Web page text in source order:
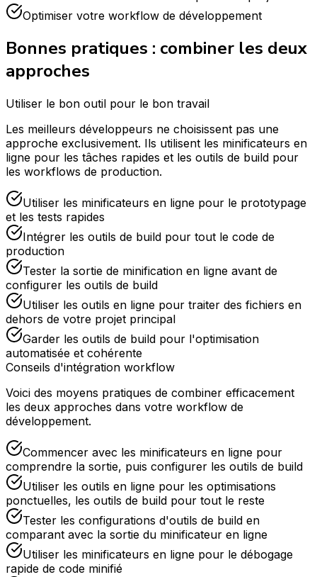
Optimiser votre workflow de développement
Bonnes pratiques : combiner les deux
approches
Utiliser le bon outil pour le bon travail
Les meilleurs développeurs ne choisissent pas une
approche exclusivement. Ils utilisent les minificateurs en
ligne pour les tâches rapides et les outils de build pour
les workflows de production.
Utiliser les minificateurs en ligne pour le prototypage
et les tests rapides
Intégrer les outils de build pour tout le code de
production
Tester la sortie de minification en ligne avant de
configurer les outils de build
Utiliser les outils en ligne pour traiter des fichiers en
dehors de votre projet principal
Garder les outils de build pour l'optimisation
automatisée et cohérente
Conseils d'intégration workflow
Voici des moyens pratiques de combiner efficacement
les deux approches dans votre workflow de
développement.
Commencer avec les minificateurs en ligne pour
comprendre la sortie, puis configurer les outils de build
Utiliser les outils en ligne pour les optimisations
ponctuelles, les outils de build pour tout le reste
Tester les configurations d'outils de build en
comparant avec la sortie du minificateur en ligne
Utiliser les minificateurs en ligne pour le débogage
rapide de code minifié